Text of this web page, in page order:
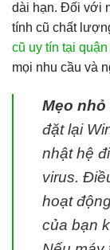
dài hạn. Đối với
tính cũ chất
cũ uy tín tại
mọi nhu cầu và
Mẹo
đặt lại
nhật hệ
virus.
hoạt
của bạn